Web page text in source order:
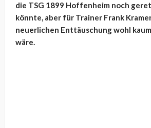
die TSG 1899 Hoffenheim noch
könnte, aber für Trainer Frank
neuerlichen Enttäuschung wohl
wäre.